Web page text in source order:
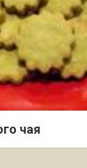
чая